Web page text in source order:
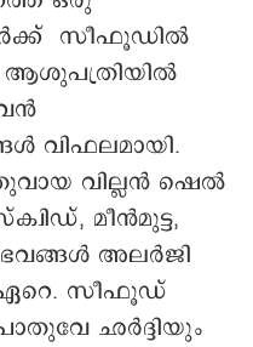
സീഫൂഡിൽ
ആശുപത്രിയിൽ
വിഫലമായി.
വില്ലൻ ഷെൽ
മീൻമുട്ട,
അലർജി
ഏറെ. സീഫൂഡ്
ഛർദ്ദിയും